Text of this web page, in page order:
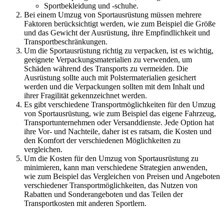
Sportbekleidung und -schuhe.
Bei einem Umzug von Sportausrüstung müssen mehrere
Faktoren berücksichtigt werden, wie zum Beispiel die Größe
und das Gewicht der Ausrüstung, ihre Empfindlichkeit und
Transportbeschränkungen.
Um die Sportausrüstung richtig zu verpacken, ist es wichtig,
geeignete Verpackungsmaterialien zu verwenden, um
Schäden während des Transports zu vermeiden. Die
Ausrüstung sollte auch mit Polstermaterialien gesichert
werden und die Verpackungen sollten mit dem Inhalt und
ihrer Fragilität gekennzeichnet werden.
Es gibt verschiedene Transportmöglichkeiten für den Umzug
von Sportausrüstung, wie zum Beispiel das eigene Fahrzeug,
Transportunternehmen oder Versanddienste. Jede Option hat
ihre Vor- und Nachteile, daher ist es ratsam, die Kosten und
den Komfort der verschiedenen Möglichkeiten zu
vergleichen.
Um die Kosten für den Umzug von Sportausrüstung zu
minimieren, kann man verschiedene Strategien anwenden,
wie zum Beispiel das Vergleichen von Preisen und Angeboten
verschiedener Transportmöglichkeiten, das Nutzen von
Rabatten und Sonderangeboten und das Teilen der
Transportkosten mit anderen Sportlern.